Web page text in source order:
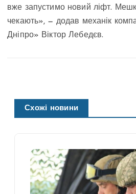
вже запустимо новий ліфт.
чекають», — додав механік
Дніпро» Віктор Лебедєв.
Схожі новини